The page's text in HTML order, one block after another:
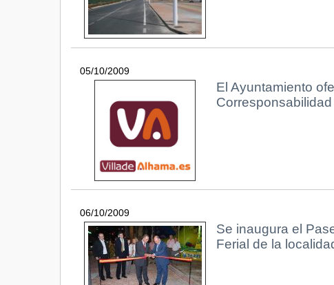
05/10/2009
El Ayuntamiento
06/10/2009
Se inaugura el
Ferial de la